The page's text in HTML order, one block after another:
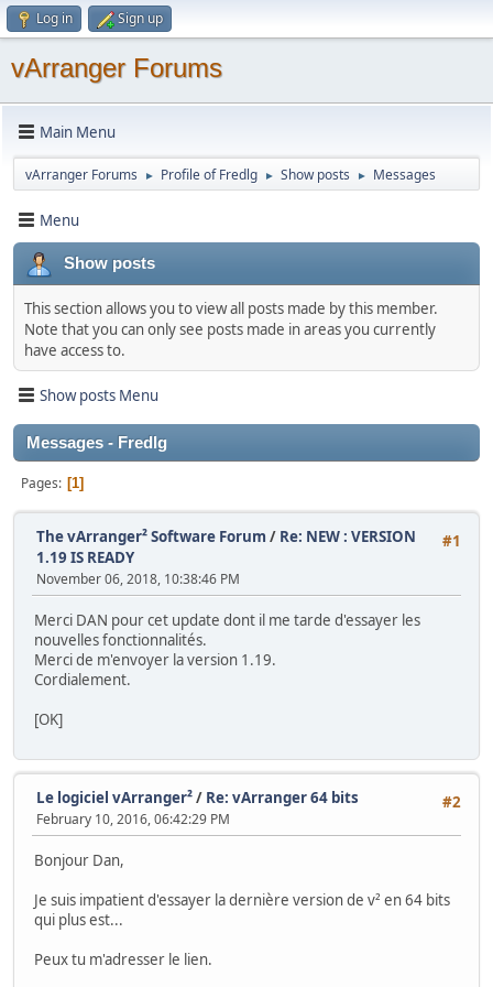
Log in Sign up
vArranger Forums
Main Menu
vArranger Forums ► Profile of Fredlg ► Show posts ► Messages
Menu
Show posts
This section allows you to view all posts made by this member.
Note that you can only see posts made in areas you currently
have access to.
Show posts Menu
Messages - Fredlg
Pages 1
#1
The vArranger² Software Forum / Re: NEW : VERSION
1.19 IS READY
November 06, 2018, 10:38:46 PM
Merci DAN pour cet update dont il me tarde d'essayer les
nouvelles fonctionnalités.
Merci de m'envoyer la version 1.19.
Cordialement.
[OK]
#2
Le logiciel vArranger²/ Re: vArranger 64 bits
February 10, 2016, 06:42:29 PM
Bonjour Dan,
Je suis impatient d'essayer la dernière version de v² en 64 bits
qui plus est...
Peux tu m'adresser le lien.